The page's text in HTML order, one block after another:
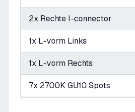
2x Rechte I-connector
1x L-vorm Links
1x L-vorm Rechts
7x 2700K GU10 Spots